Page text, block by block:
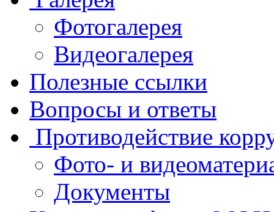
Фотогалерея
Видеогалерея
Полезные ссылки
Вопросы и ответы
Противодействие
Фото- и
Документы